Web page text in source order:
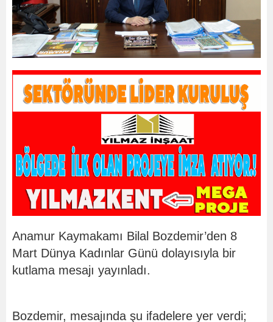
Anamur Kaymakamı Bilal Bozdemir’den 8
Mart Dünya Kadınlar Günü dolayısıyla bir
kutlama mesajı yayınladı.
Bozdemir, mesajında şu ifadelere yer verdi;